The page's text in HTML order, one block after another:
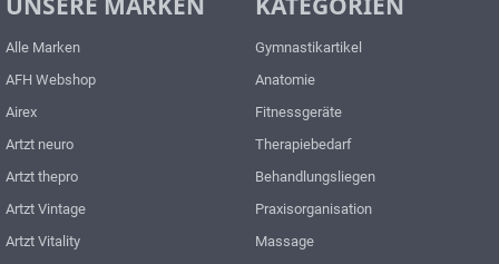
- Hochfrequenz verschweißt
Sanft & anschmiegsam:
Oberfläche für ein faltenfreies
Relaxen Lieferumfang: 1 x care
& harmony gel.kissen comfort+
Sport, Physiotherapie und
Wellness Fettet nicht und zieht
Gebrauch geeignet In
verschiedenen Größen erhältlich
wählbar Prodessioneller Hocker
für die Physiotherapie, Praxis
Alle Marken
AFH Webshop
Airex
Artzt neuro
Artzt thepro
Artzt Vintage
Artzt Vitality
Gymnastikartikel
Anatomie
Fitnessgeräte
Therapiebedarf
Behandlungsliegen
Praxisorganisation
Massage